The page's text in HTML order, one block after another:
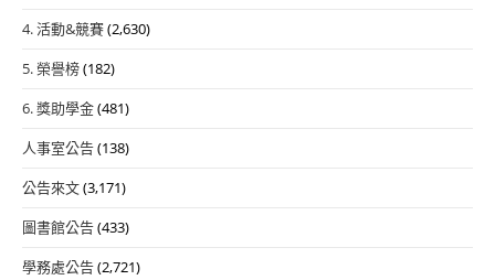
4. 活動&競賽(2,630)
5. 榮譽榜(182)
6. 獎助學金(481)
人事室公告(138)
公告來文(3,171)
圖書館公告(433)
學務處公告(2,721)